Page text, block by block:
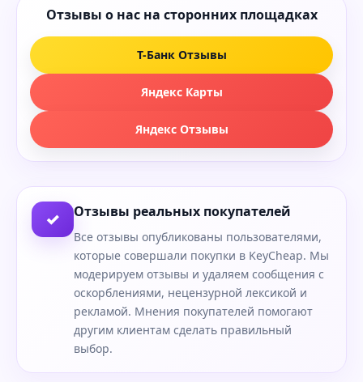
Отзывы о нас на сторонних площадках
Т-Банк Отзывы
Яндекс Карты
Яндекс Отзывы
✓ Отзывы реальных покупателей
Все отзывы опубликованы пользователями,
которые совершали покупки в KeyCheap. Мы
модерируем отзывы и удаляем сообщения с
оскорблениями, нецензурной лексикой и
рекламой. Мнения покупателей помогают
другим клиентам сделать правильный
выбор.